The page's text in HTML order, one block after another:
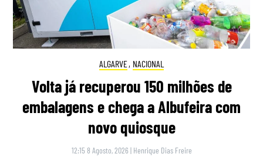
ALGARVE, NACIONAL
Volta já recuperou 150 milhões de
embalagens e chega a Albufeira com
novo quiosque
12:15 8 Agosto, 2026 | Henrique Dias Freire